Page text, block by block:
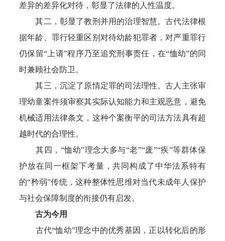
差异的差异化对待，彰显了法律的人性温度。
其二，彰显了教刑并用的治理智慧。古代法律根
据年龄、罪行轻重区别对待幼龄犯罪者，对严重罪行
仍保留“上请”程序乃至追究刑事责任，在“恤幼”的同
时兼顾社会防卫。
其三，沉淀了原情定罪的司法理性。古人主张审
理幼童案件须审察其实际认知能力和主观恶意，避免
机械适用法律条文，这种个案衡平的司法方法具有超
越时代的合理性。
其四，“恤幼”理念大多与“老”“废”“疾”等群体保
护放在同一框架下考量，共同构成了中华法系特有
的“矜弱”传统，这种整体性思维对当代未成年人保护
与社会保障制度的衔接仍有启发。
古为今用
古代“恤幼”理念中的优秀基因，正以转化后的形